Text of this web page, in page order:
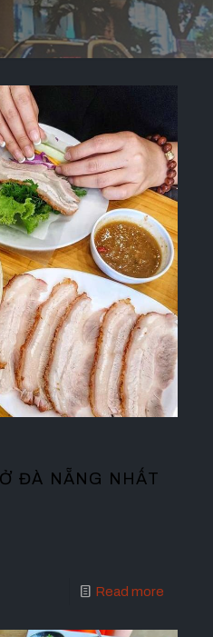
ĐÀ NẴNG NHẤT
Read more